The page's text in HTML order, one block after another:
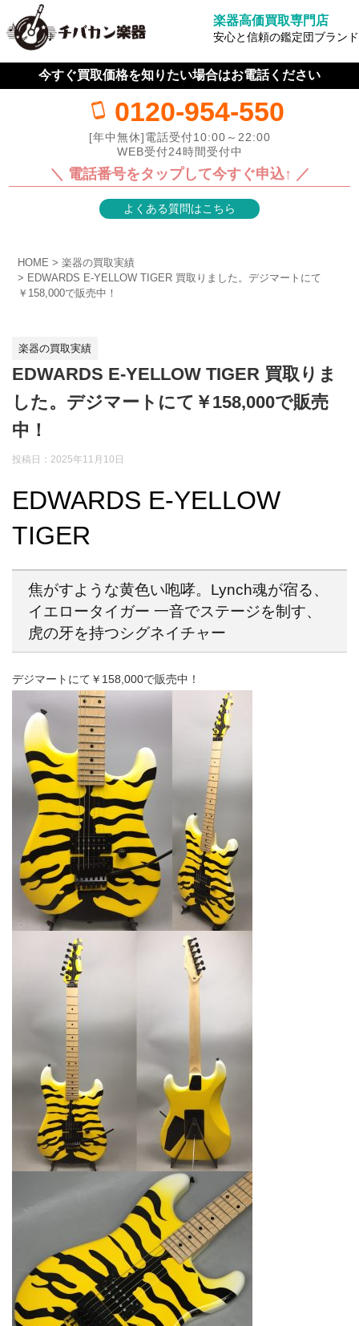
楽器高価買取専門店
安心と信頼の鑑定団ブランド
今すぐ買取価格を知りたい場合はお電話ください
0120-954-550
[年中無休]電話受付10:00～22:00
WEB受付24時間受付中
＼ 電話番号をタップして今すぐ申込↑ ／
よくある質問はこちら
HOME
楽器の買取実績
EDWARDS E-YELLOW TIGER 買取りました。デジマートにて
￥158,000で販売中！
楽器の買取実績
EDWARDS E-YELLOW TIGER 買取りま
した。デジマートにて￥158,000で販売
中！
投稿日：2025年11月10日
EDWARDS E-YELLOW
TIGER
焦がすような黄色い咆哮。Lynch魂が宿る、
イエロータイガー 一音でステージを制す、
虎の牙を持つシグネイチャー
デジマートにて￥158,000で販売中！